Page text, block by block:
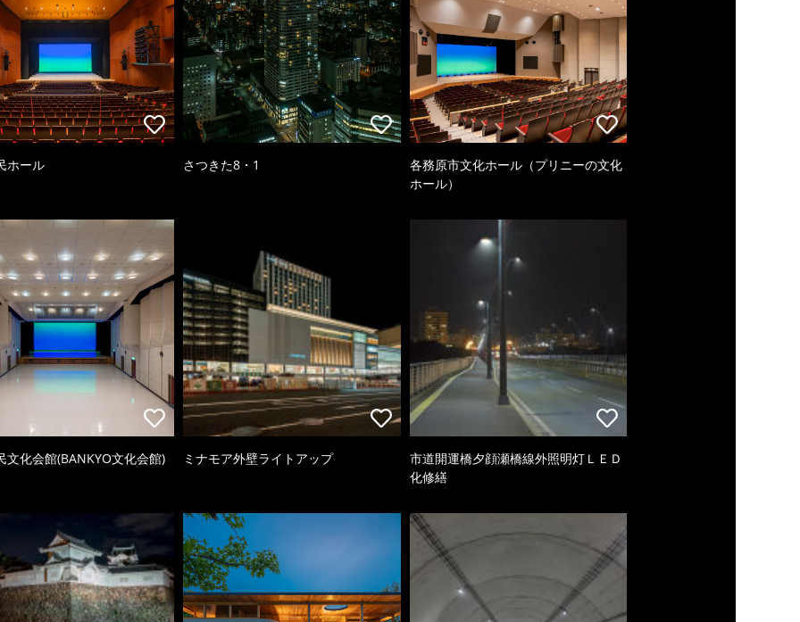
ホール さつきた8・1
各務原市文化ホール（プリニーの文化
ホール）
文化会館(BANKYO文化会館) ミナモア外壁ライトアップ
市道開運橋夕顔瀬橋線外照明灯ＬＥＤ
化修繕